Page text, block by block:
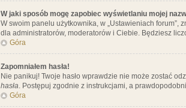
W jaki sposób mogę zapobiec wyświetlaniu mojej
W swoim panelu użytkownika, w „Ustawieniach forum”,
dla administratorów, moderatorów i Ciebie. Będziesz
Góra
Zapomniałem hasła!
Nie panikuj! Twoje hasło wprawdzie nie może zostać
hasła. Postępuj zgodnie z instrukcjami, a
Góra